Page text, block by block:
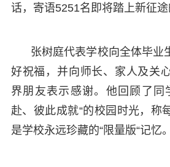
话，寄语5251名即将踏上新征途
张树庭代表学校向全体毕业
好祝福，并向师长、家人及关
界朋友表示感谢。他回顾了同
赴、彼此成就“的校园时光，称
是学校永远珍藏的“限量版“记忆。